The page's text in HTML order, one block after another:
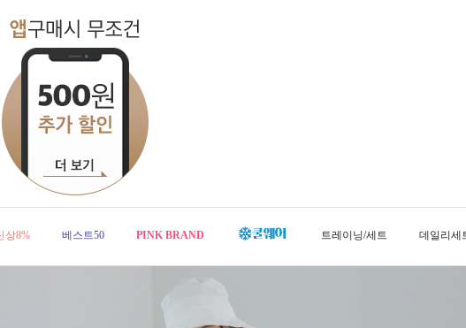
상8% 베스트50 PINK BRAND 트레이닝/세트 데일리세